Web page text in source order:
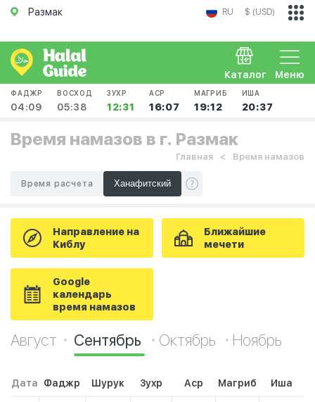
Размак RU $ (USD)
Меню
Каталог
ФАДЖР
04:09
ВОСХОД
05:38
ЗУХР
12:31
АСР
16:07
МАГРИБ
19:12
ИША
20:37
Время намазов в г. Размак
Главная Время намазов
Время расчета
Направление на
Киблу
Ближайшие
мечети
Google
календарь
время намазов
Август Сентябрь Октябрь Ноябрь
Дата Фаджр Шурук Зухр Аср Магриб Иша